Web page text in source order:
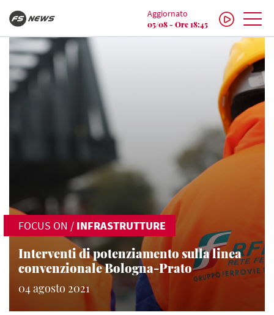
Aggiornato
05/08 - Ore 18:45
FOCUS ON / INFRASTRUTTURE
Interventi di potenziamento sulla linea
convenzionale Bologna-Prato
04 agosto 2021